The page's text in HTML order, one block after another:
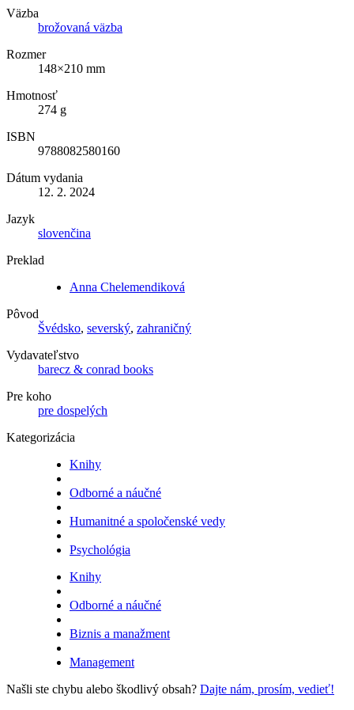
Väzba
brožovaná väzba
Rozmer
148×210 mm
Hmotnosť
274 g
ISBN
9788082580160
Dátum vydania
12. 2. 2024
Jazyk
slovenčina
Preklad
Anna Chelemendiková
Pôvod
Švédsko, severský, zahraničný
Vydavateľstvo
barecz & conrad books
Pre koho
pre dospelých
Kategorizácia
Knihy
Odborné a náučné
Humanitné a spoločenské vedy
Psychológia
Knihy
Odborné a náučné
Biznis a manažment
Management
Našli ste chybu alebo škodlivý obsah? Dajte nám, prosím, vedieť!